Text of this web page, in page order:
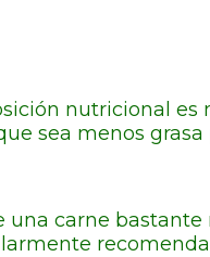
nutricional
sea menos
una carne bastante